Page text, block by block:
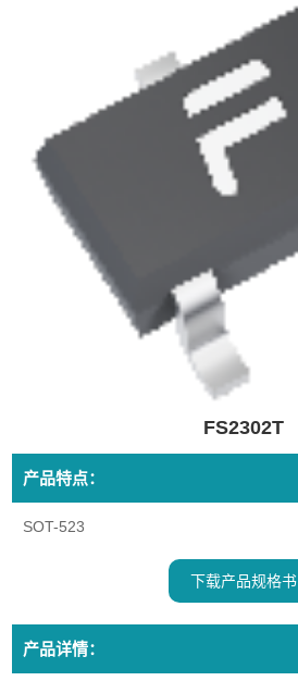
FS2302T
产品特点：
SOT-523
下载产品规格书
产品详情：